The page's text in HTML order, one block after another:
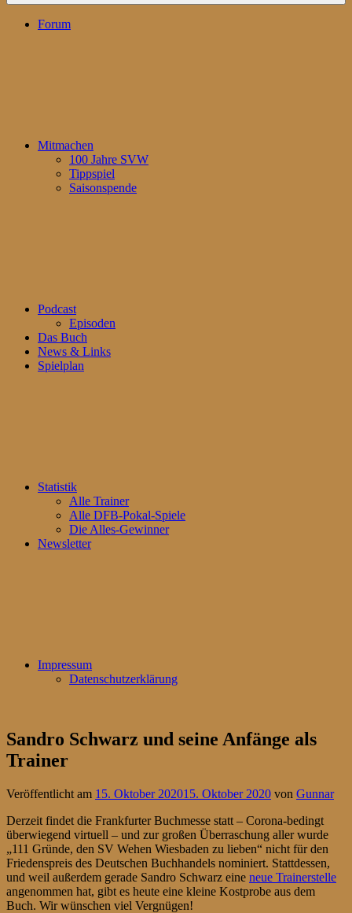
Forum
Mitmachen
100 Jahre SVW
Tippspiel
Saisonspende
Podcast
Episoden
Das Buch
News & Links
Spielplan
Statistik
Alle Trainer
Alle DFB-Pokal-Spiele
Die Alles-Gewinner
Newsletter
Impressum
Datenschutzerklärung
Sandro Schwarz und seine Anfänge als
Trainer
Veröffentlicht am 15. Oktober 202015. Oktober 2020 von Gunnar
Derzeit findet die Frankfurter Buchmesse statt – Corona-bedingt
überwiegend virtuell – und zur großen Überraschung aller wurde
„111 Gründe, den SV Wehen Wiesbaden zu lieben“ nicht für den
Friedenspreis des Deutschen Buchhandels nominiert. Stattdessen,
und weil außerdem gerade Sandro Schwarz eine neue Trainerstelle
angenommen hat, gibt es heute eine kleine Kostprobe aus dem
Buch. Wir wünschen viel Vergnügen!